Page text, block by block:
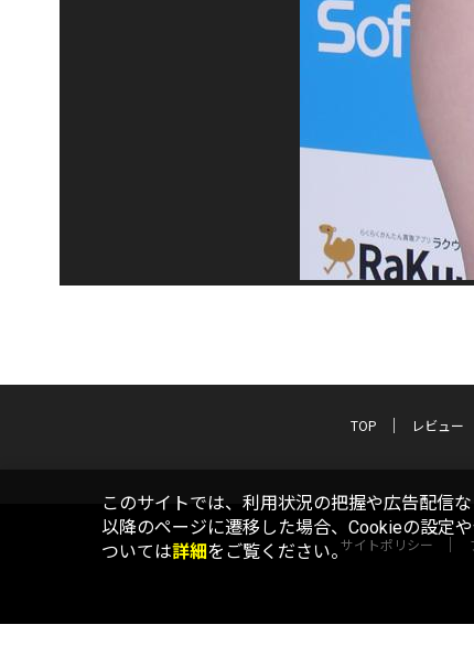
TOP レビュー
サイトポリシー
このサイトでは、利用状況の把握や広告配信
以降のページに遷移した場合、Cookieの設定
ついては詳細をご覧ください。